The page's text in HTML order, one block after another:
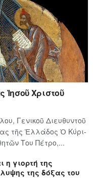
Χριστοῦ
Γενικοῦ Διευθυντοῦ
τῆς Ἑλλάδος Ὁ Κύ­ρι­
Του Πέ­τρο,...
η γιορτή της
της δόξας του